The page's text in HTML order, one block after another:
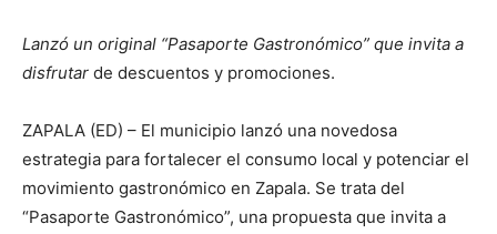
Lanzó un original “Pasaporte Gastronómico” que invita a
disfrutar de descuentos y promociones.
ZAPALA (ED) – El municipio lanzó una novedosa
estrategia para fortalecer el consumo local y potenciar el
movimiento gastronómico en Zapala. Se trata del
“Pasaporte Gastronómico”, una propuesta que invita a